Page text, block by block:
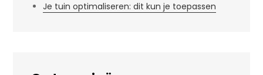
Je tuin optimaliseren: dit kun je toepassen